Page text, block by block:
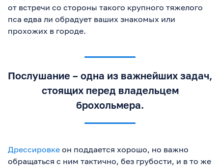
от встречи со стороны такого крупного тяжелого
пса едва ли обрадует ваших знакомых или
прохожих в городе.
Послушание – одна из важнейших задач,
стоящих перед владельцем
брохольмера.
Дрессировке он поддается хорошо, но важно
обращаться с ним тактично, без грубости, и в то же